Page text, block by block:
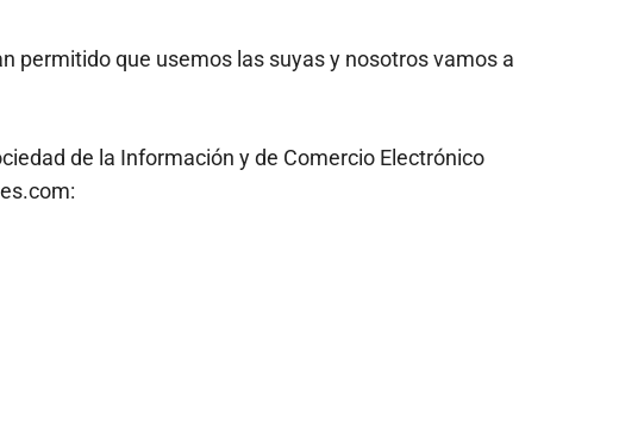
permitido que usemos las suyas y nosotros vamos a
de la Información y de Comercio Electrónico